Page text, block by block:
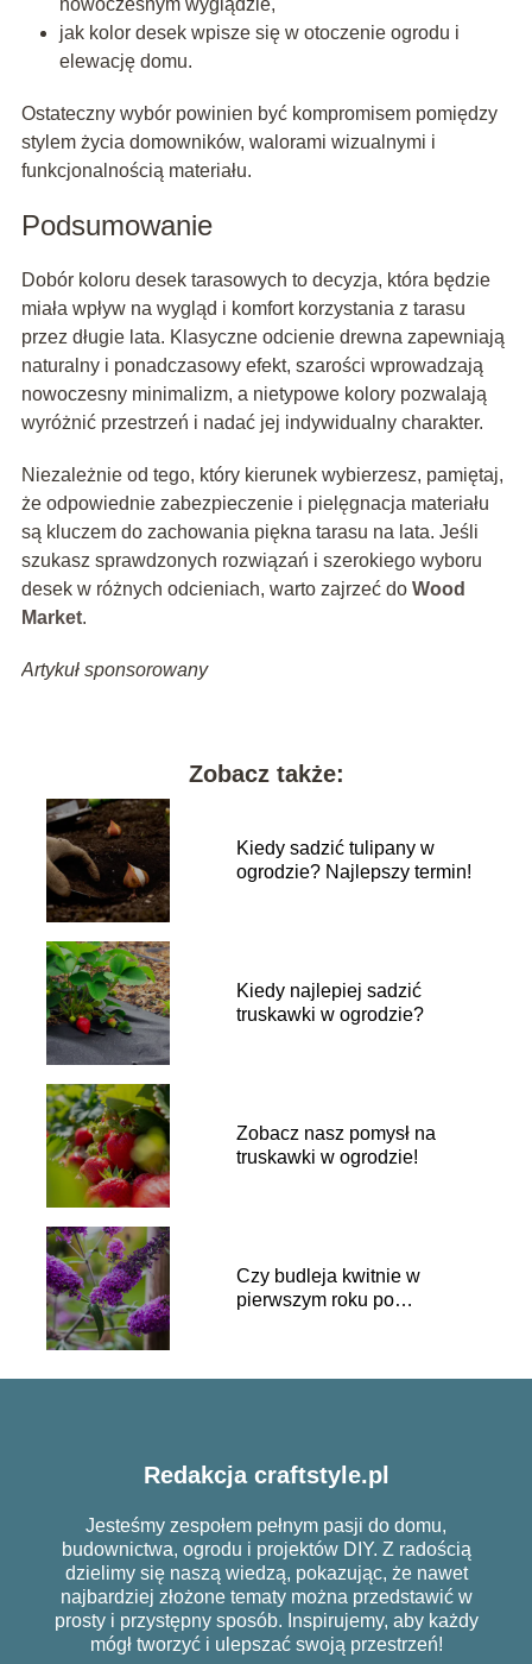
jak kolor desek wpisze się w otoczenie ogrodu i
elewację domu.
Ostateczny wybór powinien być kompromisem pomiędzy
stylem życia domowników, walorami wizualnymi i
funkcjonalnością materiału.
Podsumowanie
Dobór koloru desek tarasowych to decyzja, która będzie
miała wpływ na wygląd i komfort korzystania z tarasu
przez długie lata. Klasyczne odcienie drewna zapewniają
naturalny i ponadczasowy efekt, szarości wprowadzają
nowoczesny minimalizm, a nietypowe kolory pozwalają
wyróżnić przestrzeń i nadać jej indywidualny charakter.
Niezależnie od tego, który kierunek wybierzesz, pamiętaj,
że odpowiednie zabezpieczenie i pielęgnacja materiału
są kluczem do zachowania piękna tarasu na lata. Jeśli
szukasz sprawdzonych rozwiązań i szerokiego wyboru
desek w różnych odcieniach, warto zajrzeć doWood
Market.
Artykuł sponsorowany
Zobacz także:
Kiedy sadzić tulipany w
ogrodzie? Najlepszy termin!
Kiedy najlepiej sadzić
truskawki w ogrodzie?
Zobacz nasz pomysł na
truskawki w ogrodzie!
Czy budleja kwitnie w
pierwszym roku po
Redakcja craftstyle.pl
Jesteśmy zespołem pełnym pasji do domu,
budownictwa, ogrodu i projektów DIY. Z radością
dzielimy się naszą wiedzą, pokazując, że nawet
najbardziej złożone tematy można przedstawić w
prosty i przystępny sposób. Inspirujemy, aby każdy
mógł tworzyć i ulepszać swoją przestrzeń!